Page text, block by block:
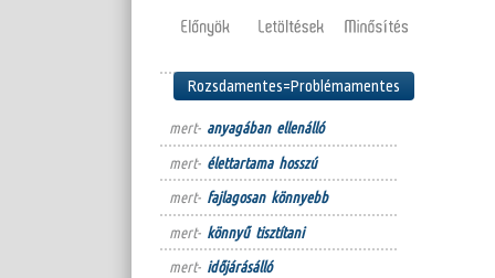
Rozsdamentes=Problémamentes
mert- anyagában ellenálló
mert- élettartama hosszú
mert- fajlagosan könnyebb
mert- könnyű tisztítani
mert- időjárásálló